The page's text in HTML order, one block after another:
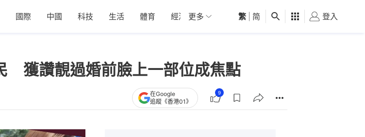
國際 中國 科技 生活 體育 經濟 01深圳 觀點 健康 好食玩飛
更多 繁 简 登入
獲讚靚過婚前臉上一部位成焦點
在Google
追蹤《香港01》
9